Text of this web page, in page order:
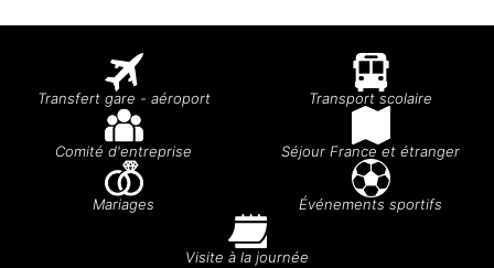
Transfert gare - aéroport Transport scolaire
Comité d'entreprise Séjour France et étranger
Mariages Événements sportifs
Visite à la journée